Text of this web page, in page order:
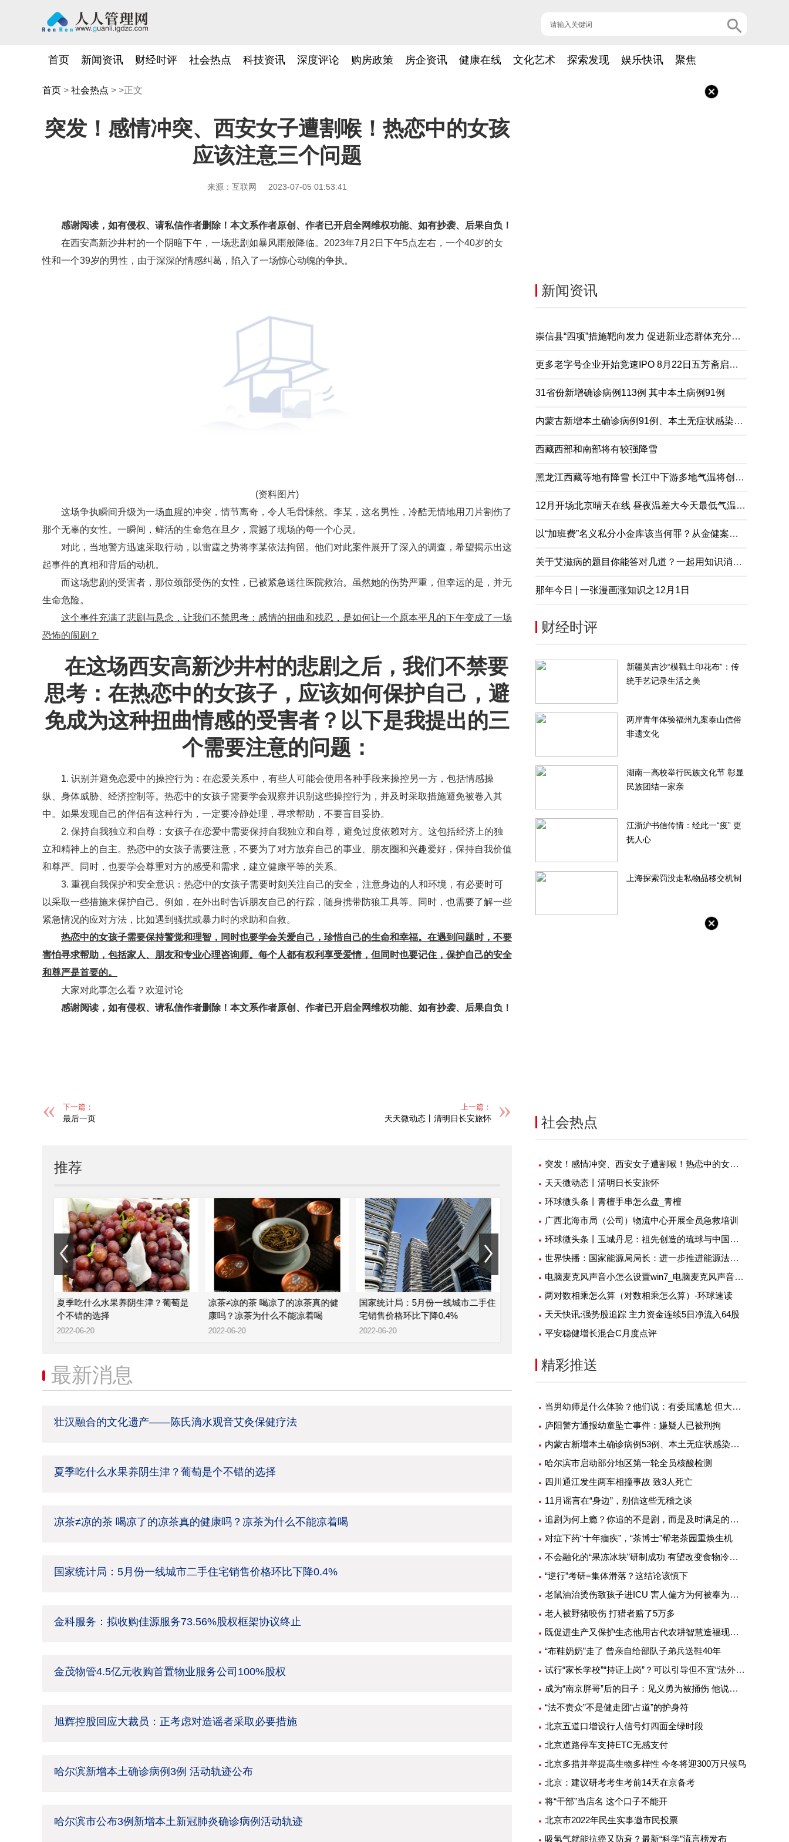
首页 新闻资讯 财经时评 社会热点 科技资讯 深度评论 购房政策 房企资讯 健康在线 文化艺术 探索发现 娱乐快讯 聚焦
首页 > 社会热点 > >正文
突发！感情冲突、西安女子遭割喉！热恋中的女孩
应该注意三个问题
来源：互联网 2023-07-05 01:53:41
感谢阅读，如有侵权、请私信作者删除！本文系作者原创、作者已开启全网维权功能、如有抄袭、后果自负！
在西安高新沙井村的一个阴暗下午，一场悲剧如暴风雨般降临。2023年7月2日下午5点左右，一个40岁的女
性和一个39岁的男性，由于深深的情感纠葛，陷入了一场惊心动魄的争执。
(资料图片)
这场争执瞬间升级为一场血腥的冲突，情节离奇，令人毛骨悚然。李某，这名男性，冷酷无情地用刀片割伤了
那个无辜的女性。一瞬间，鲜活的生命危在旦夕，震撼了现场的每一个心灵。
对此，当地警方迅速采取行动，以雷霆之势将李某依法拘留。他们对此案件展开了深入的调查，希望揭示出这
起事件的真相和背后的动机。
而这场悲剧的受害者，那位颈部受伤的女性，已被紧急送往医院救治。虽然她的伤势严重，但幸运的是，并无
生命危险。
这个事件充满了悲剧与悬念，让我们不禁思考：感情的扭曲和残忍，是如何让一个原本平凡的下午变成了一场
恐怖的闹剧？
在这场西安高新沙井村的悲剧之后，我们不禁要
思考：在热恋中的女孩子，应该如何保护自己，避
免成为这种扭曲情感的受害者？以下是我提出的三
个需要注意的问题：
1. 识别并避免恋爱中的操控行为：在恋爱关系中，有些人可能会使用各种手段来操控另一方，包括情感操
纵、身体威胁、经济控制等。热恋中的女孩子需要学会观察并识别这些操控行为，并及时采取措施避免被卷入其
中。如果发现自己的伴侣有这种行为，一定要冷静处理，寻求帮助，不要盲目妥协。
2. 保持自我独立和自尊：女孩子在恋爱中需要保持自我独立和自尊，避免过度依赖对方。这包括经济上的独
立和精神上的自主。热恋中的女孩子需要注意，不要为了对方放弃自己的事业、朋友圈和兴趣爱好，保持自我价值
和尊严。同时，也要学会尊重对方的感受和需求，建立健康平等的关系。
3. 重视自我保护和安全意识：热恋中的女孩子需要时刻关注自己的安全，注意身边的人和环境，有必要时可
以采取一些措施来保护自己。例如，在外出时告诉朋友自己的行踪，随身携带防狼工具等。同时，也需要了解一些
紧急情况的应对方法，比如遇到骚扰或暴力时的求助和自救。
热恋中的女孩子需要保持警觉和理智，同时也要学会关爱自己，珍惜自己的生命和幸福。在遇到问题时，不要
害怕寻求帮助，包括家人、朋友和专业心理咨询师。每个人都有权利享受爱情，但同时也要记住，保护自己的安全
和尊严是首要的。
大家对此事怎么看？欢迎讨论
感谢阅读，如有侵权、请私信作者删除！本文系作者原创、作者已开启全网维权功能、如有抄袭、后果自负！
下一篇：
最后一页
上一篇：
天天微动态丨清明日长安旅怀
推荐
夏季吃什么水果养阴生津？葡萄是
个不错的选择
2022-06-20
凉茶≠凉的茶 喝凉了的凉茶真的健
康吗？凉茶为什么不能凉着喝
2022-06-20
国家统计局：5月份一线城市二手住
宅销售价格环比下降0.4%
2022-06-20
金科服务：拟收购佳源服务73.56%
股权框架协议终止
2022-06-20
金茂物管4.5亿元收购首置物业
公司100%股权
最新消息
壮汉融合的文化遗产——陈氏滴水观音艾灸保健疗法
夏季吃什么水果养阴生津？葡萄是个不错的选择
凉茶≠凉的茶 喝凉了的凉茶真的健康吗？凉茶为什么不能凉着喝
国家统计局：5月份一线城市二手住宅销售价格环比下降0.4%
金科服务：拟收购佳源服务73.56%股权框架协议终止
金茂物管4.5亿元收购首置物业服务公司100%股权
旭辉控股回应大裁员：正考虑对造谣者采取必要措施
哈尔滨新增本土确诊病例3例 活动轨迹公布
哈尔滨市公布3例新增本土新冠肺炎确诊病例活动轨迹
新闻资讯
崇信县“四项”措施靶向发力 促进新业态群体充分就业
更多老字号企业开始竞速IPO 8月22日五芳斋启动申购
31省份新增确诊病例113例 其中本土病例91例
内蒙古新增本土确诊病例91例、本土无症状感染者2例
西藏西部和南部将有较强降雪
黑龙江西藏等地有降雪 长江中下游多地气温将创下半年来新低
12月开场北京晴天在线 昼夜温差大今天最低气温仅-5℃
以“加班费”名义私分小金库该当何罪？从金健案说起
关于艾滋病的题目你能答对几道？一起用知识消除误解
那年今日 | 一张漫画涨知识之12月1日
财经时评
新疆英吉沙“模戳土印花布”：传
统手艺记录生活之美
两岸青年体验福州九案泰山信俗
非遗文化
湖南一高校举行民族文化节 彰显
民族团结一家亲
江浙沪书信传情：经此一“疫” 更
抚人心
上海探索罚没走私物品移交机制
社会热点
突发！感情冲突、西安女子遭割喉！热恋中的女孩应该注意三个问题
天天微动态丨清明日长安旅怀
环球微头条丨青檀手串怎么盘_青檀
广西北海市局（公司）物流中心开展全员急救培训
环球微头条丨玉城丹尼：祖先创造的琉球与中国之间的联系，要坚定不移地保持下去
世界快播：国家能源局局长：进一步推进能源法、电力法、煤炭法、可再生能源法等制修订
电脑麦克风声音小怎么设置win7_电脑麦克风声音小怎么调大
两对数相乘怎么算（对数相乘怎么算）-环球速读
天天快讯:强势股追踪 主力资金连续5日净流入64股
平安稳健增长混合C月度点评
精彩推送
当男幼师是什么体验？他们说：有委屈尴尬 但大部分是幸福
庐阳警方通报幼童坠亡事件：嫌疑人已被刑拘
内蒙古新增本土确诊病例53例、本土无症状感染者1例
哈尔滨市启动部分地区第一轮全员核酸检测
四川通江发生两车相撞事故 致3人死亡
11月谣言在“身边”，别信这些无稽之谈
追剧为何上瘾？你追的不是剧，而是及时满足的快感
对症下药“十年痼疾”，“茶博士”帮老茶园重焕生机
不会融化的“果冻冰块”研制成功 有望改变食物冷藏方式
“逆行”考研=集体滑落？这结论该慎下
老鼠油治烫伤致孩子进ICU 害人偏方为何被奉为灵丹妙药
老人被野猪咬伤 打猎者赔了5万多
既促进生产又保护生态他用古代农耕智慧造福现代农业
“布鞋奶奶”走了 曾亲自给部队子弟兵送鞋40年
试行“家长学校”“持证上岗”？可以引导但不宜“法外加槛”
成为“南京胖哥”后的日子：见义勇为被捅伤 他说不后悔
“法不责众”不是健走团“占道”的护身符
北京五道口增设行人信号灯四面全绿时段
北京道路停车支持ETC无感支付
北京多措并举提高生物多样性 今冬将迎300万只候鸟
北京：建议研考考生考前14天在京备考
将“干部”当店名 这个口子不能开
北京市2022年民生实事邀市民投票
吸氢气就能抗癌又防衰？最新“科学”流言榜发布